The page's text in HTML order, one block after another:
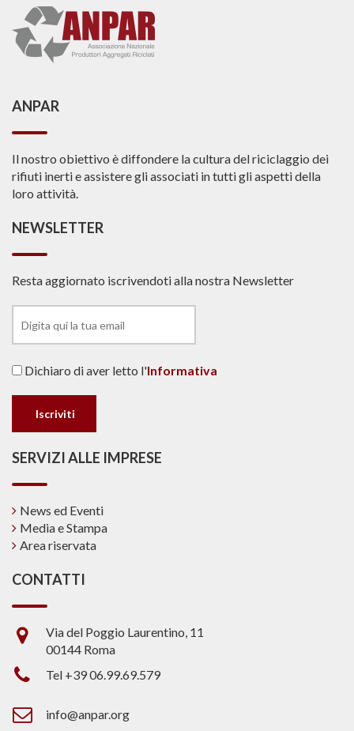
ANPAR
Il nostro obiettivo è diffondere la cultura del riciclaggio dei
rifiuti inerti e assistere gli associati in tutti gli aspetti della
loro attività.
NEWSLETTER
Resta aggiornato iscrivendoti alla nostra Newsletter
Dichiaro di aver letto l'Informativa
SERVIZI ALLE IMPRESE
News ed Eventi
Media e Stampa
Area riservata
CONTATTI
Via del Poggio Laurentino, 11
00144 Roma
Tel +39 06.99.69.579
info@anpar.org